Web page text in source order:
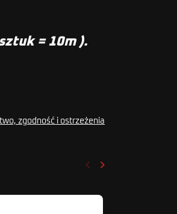
= 10m ).
zgodność i ostrzeżenia
Poprzedni
keyboard_arrow_left Następny
keyboard_arrow_right